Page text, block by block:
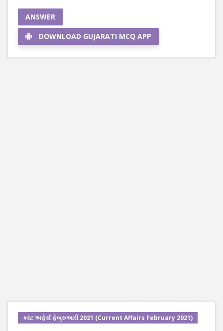
ANSWER
DOWNLOAD GUJARATI MCQ APP
કરંટ અફેર્સ ફેબ્રુઆરી 2021 (Current Affairs February 2021)